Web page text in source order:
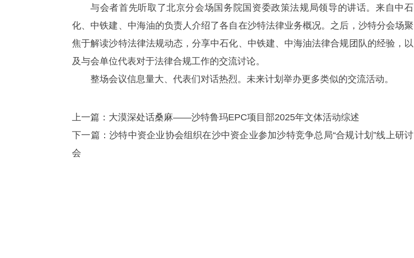
与会者首先听取了北京分会场国务院国资委政策法规局领导的讲话。来自中石
化、中铁建、中海油的负责人介绍了各自在沙特法律业务概况。之后，沙特分会场聚
焦于解读沙特法律法规动态，分享中石化、中铁建、中海油法律合规团队的经验，以
及与会单位代表对于法律合规工作的交流讨论。
整场会议信息量大、代表们对话热烈。未来计划举办更多类似的交流活动。
上一篇： 大漠深处话桑麻——沙特鲁玛EPC项目部2025年文体活动综述
下一篇：沙特中资企业协会组织在沙中资企业参加沙特竞争总局“合规计划”线上研讨
会